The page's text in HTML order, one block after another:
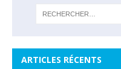
ARTICLES RÉCENTS